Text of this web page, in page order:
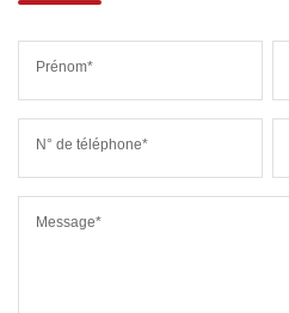
Prénom*
N° de téléphone*
Message*